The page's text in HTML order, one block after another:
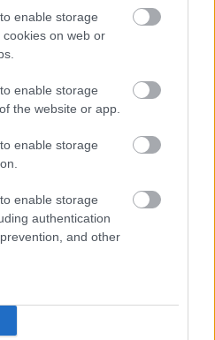
enable storage
on web or
enable storage
the website or app.
enable storage
enable storage
authentication
and other
Adóhatósági